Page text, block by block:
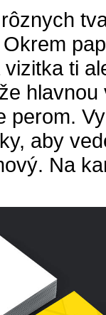
ti
perom.
aby
Na